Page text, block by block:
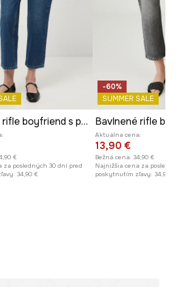
Bavlnené rifle boyfriend s praným efektom
€
za posledných 30 dní pred
34,90 €
-60%
SUMMER SALE
Aktuálna cena:
13,90 €
Bežná cena: 34,90 €
Najnižšia cena za posledných
poskytnutím zľavy: 34,90 €